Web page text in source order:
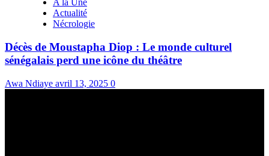
A la Une
Actualité
Nécrologie
Décès de Moustapha Diop : Le monde culturel
sénégalais perd une icône du théâtre
Awa Ndiaye avril 13, 2025 0